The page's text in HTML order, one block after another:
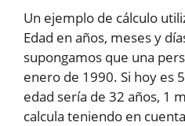
Un ejemplo de cálculo
Edad en años, meses y
supongamos que una
enero de 1990. Si hoy es
edad sería de 32 años, 1
calcula teniendo en